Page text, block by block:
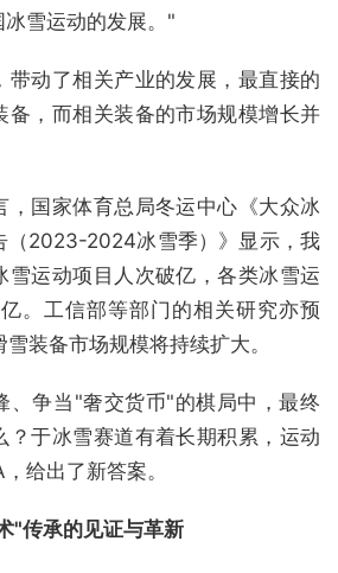
雪运动的发展。"
带动了相关产业的发展，最直接的
备，而相关装备的市场规模增长并
，国家体育总局冬运中心《大众冰
（2023-2024冰雪季）》显示，我
雪运动项目人次破亿，各类冰雪运
。工信部等部门的相关研究亦预
装备市场规模将持续扩大。
、争当"奢交货币"的棋局中，最终
？于冰雪赛道有着长期积累，运动
给出了新答案。
"传承的见证与革新